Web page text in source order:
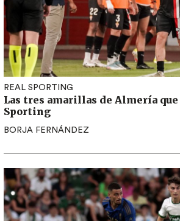
REAL SPORTING
Las tres amarillas de Almería
Sporting
BORJA FERNÁNDEZ